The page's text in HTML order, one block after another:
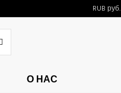
RUB руб.
О НАС